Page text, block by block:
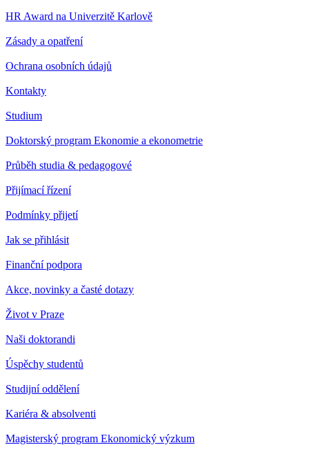
HR Award na Univerzitě Karlově
Zásady a opatření
Ochrana osobních údajů
Kontakty
Studium
Doktorský program Ekonomie a ekonometrie
Průběh studia & pedagogové
Přijímací řízení
Podmínky přijetí
Jak se přihlásit
Finanční podpora
Akce, novinky a časté dotazy
Život v Praze
Naši doktorandi
Úspěchy studentů
Studijní oddělení
Kariéra & absolventi
Magisterský program Ekonomický výzkum